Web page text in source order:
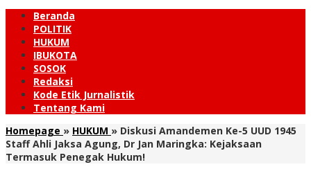
Beranda
POLITIK
HUKUM
IBUKOTA
SOSOK
Redaksi
Kode Etik Jurnalistik
Tentang Kami
Homepage » HUKUM » Diskusi Amandemen Ke-5 UUD 1945
Staff Ahli Jaksa Agung, Dr Jan Maringka: Kejaksaan
Termasuk Penegak Hukum!